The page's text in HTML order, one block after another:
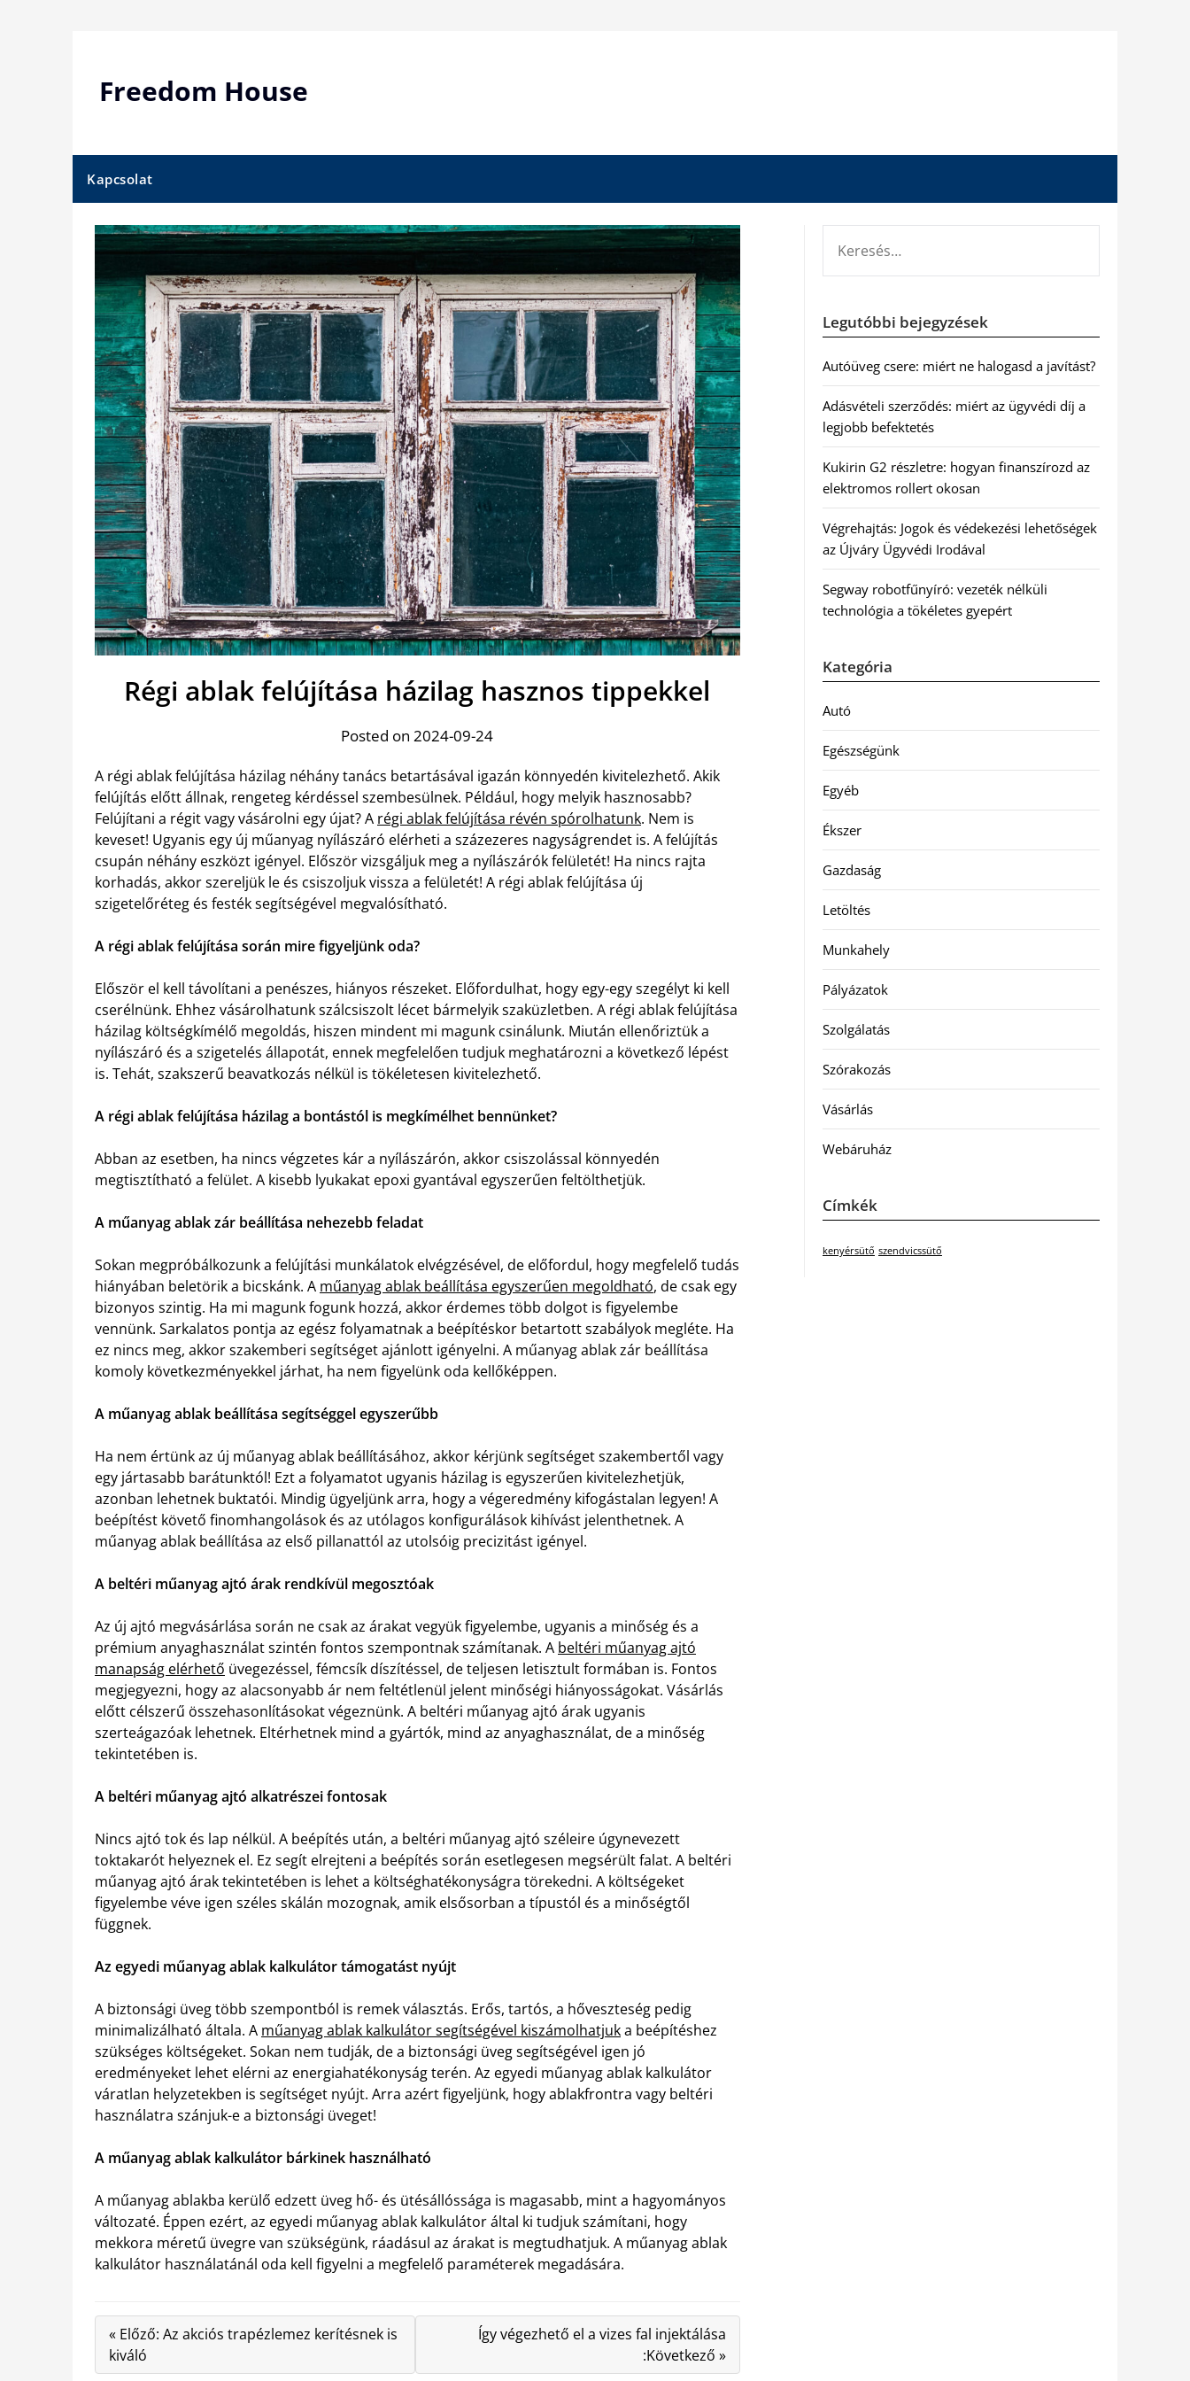
Freedom House
Kapcsolat
Régi ablak felújítása házilag hasznos tippekkel
Posted on 2024-09-24
A régi ablak felújítása házilag néhány tanács betartásával igazán könnyedén kivitelezhető. Akik
felújítás előtt állnak, rengeteg kérdéssel szembesülnek. Például, hogy melyik hasznosabb?
Felújítani a régit vagy vásárolni egy újat? A régi ablak felújítása révén spórolhatunk. Nem is
keveset! Ugyanis egy új műanyag nyílászáró elérheti a százezeres nagyságrendet is. A felújítás
csupán néhány eszközt igényel. Először vizsgáljuk meg a nyílászárók felületét! Ha nincs rajta
korhadás, akkor szereljük le és csiszoljuk vissza a felületét! A régi ablak felújítása új
szigetelőréteg és festék segítségével megvalósítható.
A régi ablak felújítása során mire figyeljünk oda?
Először el kell távolítani a penészes, hiányos részeket. Előfordulhat, hogy egy-egy szegélyt ki kell
cserélnünk. Ehhez vásárolhatunk szálcsiszolt lécet bármelyik szaküzletben. A régi ablak felújítása
házilag költségkímélő megoldás, hiszen mindent mi magunk csinálunk. Miután ellenőriztük a
nyílászáró és a szigetelés állapotát, ennek megfelelően tudjuk meghatározni a következő lépést
is. Tehát, szakszerű beavatkozás nélkül is tökéletesen kivitelezhető.
A régi ablak felújítása házilag a bontástól is megkímélhet bennünket?
Abban az esetben, ha nincs végzetes kár a nyílászárón, akkor csiszolással könnyedén
megtisztítható a felület. A kisebb lyukakat epoxi gyantával egyszerűen feltölthetjük.
A műanyag ablak zár beállítása nehezebb feladat
Sokan megpróbálkozunk a felújítási munkálatok elvégzésével, de előfordul, hogy megfelelő tudás
hiányában beletörik a bicskánk. A műanyag ablak beállítása egyszerűen megoldható, de csak egy
bizonyos szintig. Ha mi magunk fogunk hozzá, akkor érdemes több dolgot is figyelembe
vennünk. Sarkalatos pontja az egész folyamatnak a beépítéskor betartott szabályok megléte. Ha
ez nincs meg, akkor szakemberi segítséget ajánlott igényelni. A műanyag ablak zár beállítása
komoly következményekkel járhat, ha nem figyelünk oda kellőképpen.
A műanyag ablak beállítása segítséggel egyszerűbb
Ha nem értünk az új műanyag ablak beállításához, akkor kérjünk segítséget szakembertől vagy
egy jártasabb barátunktól! Ezt a folyamatot ugyanis házilag is egyszerűen kivitelezhetjük,
azonban lehetnek buktatói. Mindig ügyeljünk arra, hogy a végeredmény kifogástalan legyen! A
beépítést követő finomhangolások és az utólagos konfigurálások kihívást jelenthetnek. A
műanyag ablak beállítása az első pillanattól az utolsóig precizitást igényel.
A beltéri műanyag ajtó árak rendkívül megosztóak
Az új ajtó megvásárlása során ne csak az árakat vegyük figyelembe, ugyanis a minőség és a
prémium anyaghasználat szintén fontos szempontnak számítanak. A beltéri műanyag ajtó
manapság elérhető üvegezéssel, fémcsík díszítéssel, de teljesen letisztult formában is. Fontos
megjegyezni, hogy az alacsonyabb ár nem feltétlenül jelent minőségi hiányosságokat. Vásárlás
előtt célszerű összehasonlításokat végeznünk. A beltéri műanyag ajtó árak ugyanis
szerteágazóak lehetnek. Eltérhetnek mind a gyártók, mind az anyaghasználat, de a minőség
tekintetében is.
A beltéri műanyag ajtó alkatrészei fontosak
Nincs ajtó tok és lap nélkül. A beépítés után, a beltéri műanyag ajtó széleire úgynevezett
toktakarót helyeznek el. Ez segít elrejteni a beépítés során esetlegesen megsérült falat. A beltéri
műanyag ajtó árak tekintetében is lehet a költséghatékonyságra törekedni. A költségeket
figyelembe véve igen széles skálán mozognak, amik elsősorban a típustól és a minőségtől
függnek.
Az egyedi műanyag ablak kalkulátor támogatást nyújt
A biztonsági üveg több szempontból is remek választás. Erős, tartós, a hőveszteség pedig
minimalizálható általa. A műanyag ablak kalkulátor segítségével kiszámolhatjuka beépítéshez
szükséges költségeket. Sokan nem tudják, de a biztonsági üveg segítségével igen jó
eredményeket lehet elérni az energiahatékonyság terén. Az egyedi műanyag ablak kalkulátor
váratlan helyzetekben is segítséget nyújt. Arra azért figyeljünk, hogy ablakfrontra vagy beltéri
használatra szánjuk-e a biztonsági üveget!
A műanyag ablak kalkulátor bárkinek használható
A műanyag ablakba kerülő edzett üveg hő- és ütésállóssága is magasabb, mint a hagyományos
változaté. Éppen ezért, az egyedi műanyag ablak kalkulátor által ki tudjuk számítani, hogy
mekkora méretű üvegre van szükségünk, ráadásul az árakat is megtudhatjuk. A műanyag ablak
kalkulátor használatánál oda kell figyelni a megfelelő paraméterek megadására.
« Előző: Az akciós trapézlemez kerítésnek is
kiváló
Így végezhető el a vizes fal injektálása
:Következő »
Legutóbbi bejegyzések
Autóüveg csere: miért ne halogasd a javítást?
Adásvételi szerződés: miért az ügyvédi díj a
legjobb befektetés
Kukirin G2 részletre: hogyan finanszírozd az
elektromos rollert okosan
Végrehajtás: Jogok és védekezési lehetőségek
az Újváry Ügyvédi Irodával
Segway robotfűnyíró: vezeték nélküli
technológia a tökéletes gyepért
Kategória
Autó
Egészségünk
Egyéb
Ékszer
Gazdaság
Letöltés
Munkahely
Pályázatok
Szolgálatás
Szórakozás
Vásárlás
Webáruház
Címkék
kenyérsütő szendvicssütő